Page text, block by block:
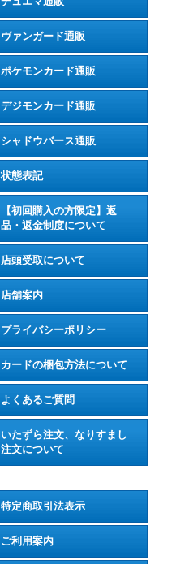
ヴァンガード通販
ポケモンカード通販
デジモンカード通販
シャドウバース通販
状態表記
【初回購入の方限定】返
品・返金制度について
店頭受取について
店舗案内
プライバシーポリシー
カードの梱包方法について
よくあるご質問
いたずら注文、なりすまし
注文について
特定商取引法表示
ご利用案内